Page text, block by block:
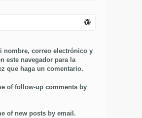
nombre, correo electrónico y
este navegador para la
que haga un comentario.
of follow-up comments by
of new posts by email.